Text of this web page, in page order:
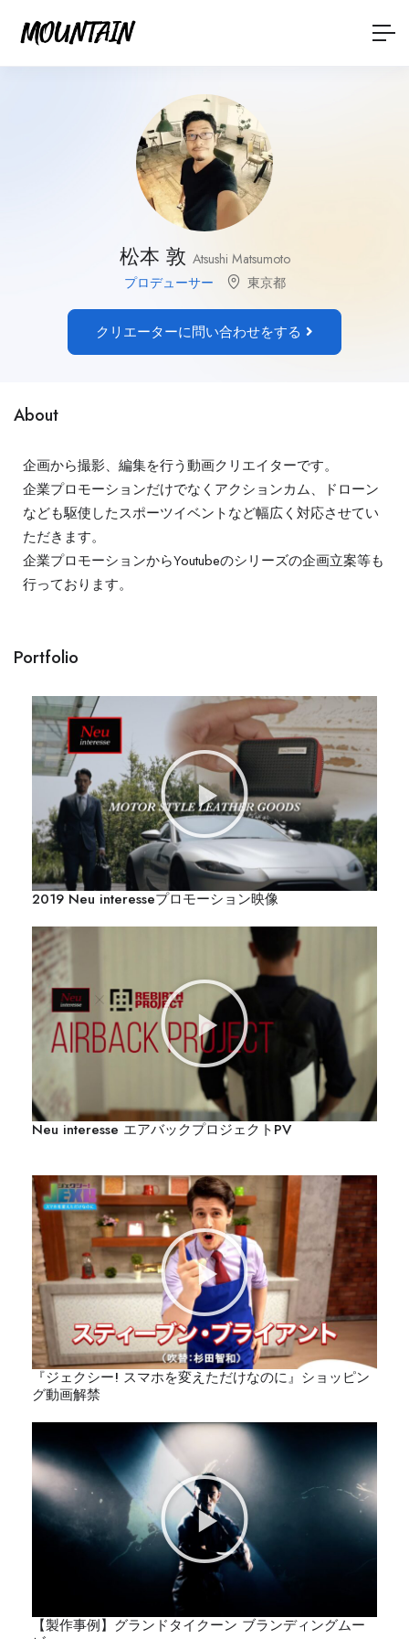
松本 敦 Atsushi Matsumoto
プロデューサー
東京都
クリエーターに問い合わせをする
About
企画から撮影、編集を行う動画クリエイターです。
企業プロモーションだけでなくアクションカム、ドローン
なども駆使したスポーツイベントなど幅広く対応させてい
ただきます。
企業プロモーションからYoutubeのシリーズの企画立案等も
行っております。
Portfolio​
2019 Neu interesseプロモーション映像
Neu interesse エアバックプロジェクトPV
『ジェクシー! スマホを変えただけなのに』ショッピン
グ動画解禁
【製作事例】グランドタイクーン ブランディングムー